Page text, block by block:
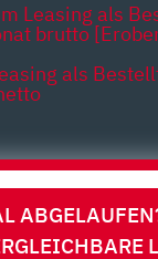
Leasing als
brutto
als